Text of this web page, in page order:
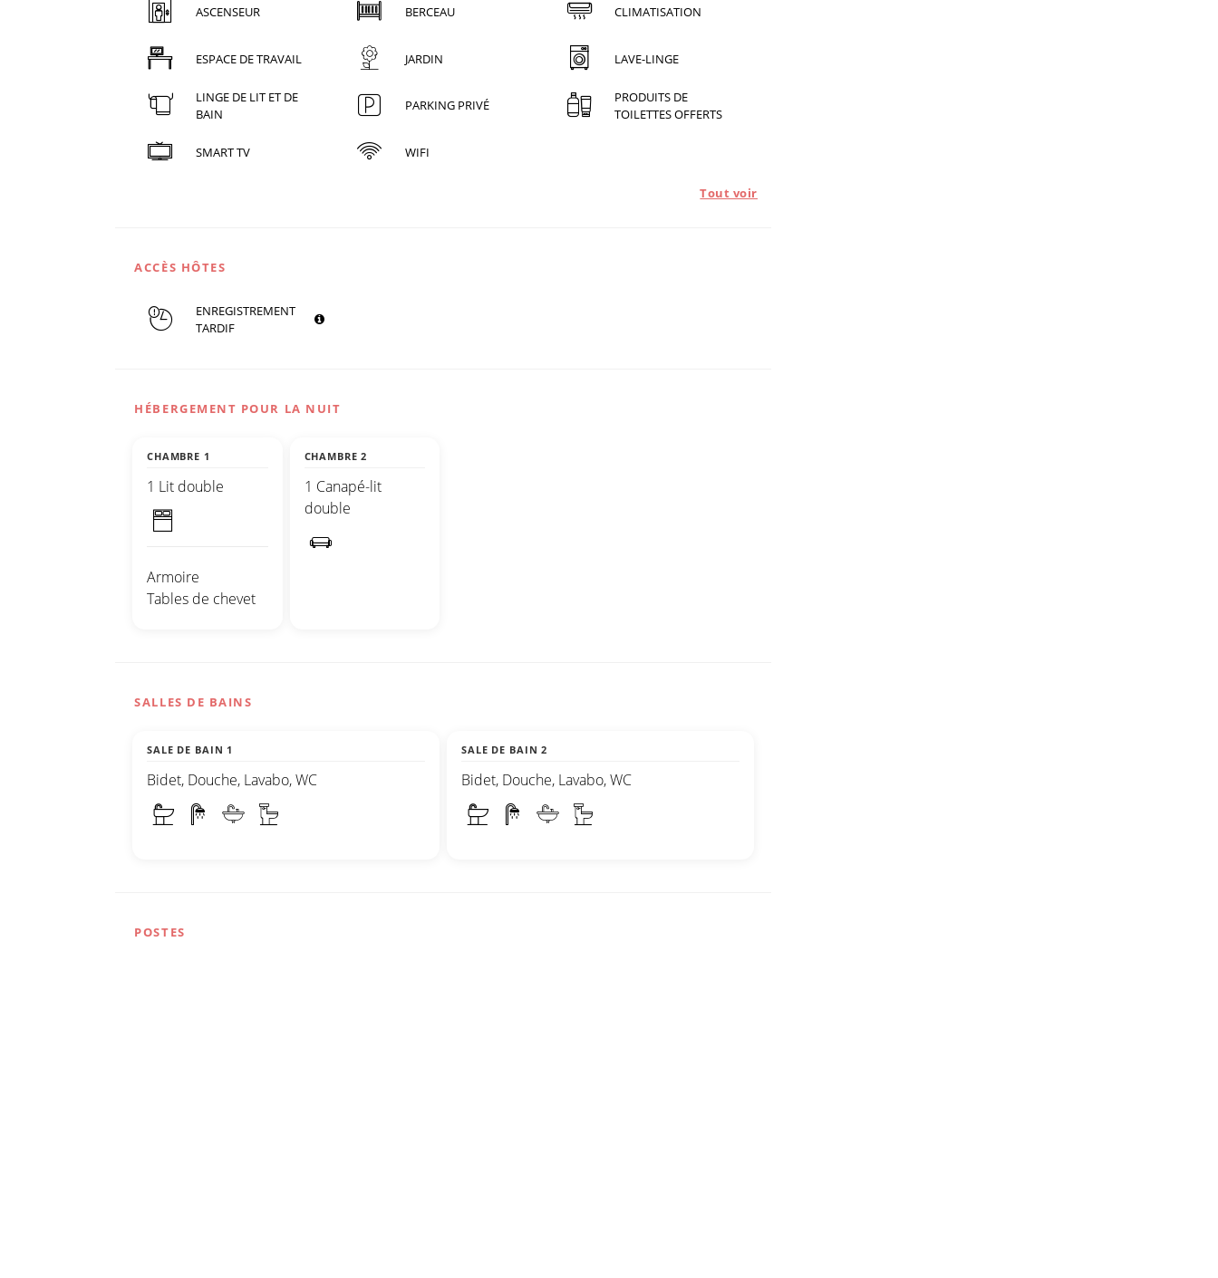
ASCENSEUR BERCEAU CLIMATISATION
ESPACE DE TRAVAIL JARDIN LAVE-LINGE
LINGE DE LIT ET DE
BAIN
PARKING PRIVÉ
PRODUITS DE
TOILETTES OFFERTS
SMART TV WIFI
Tout voir
ACCÈS HÔTES
ENREGISTREMENT
TARDIF
HÉBERGEMENT POUR LA NUIT
CHAMBRE 1
1 Lit double
Armoire
Tables de chevet
CHAMBRE 2
1 Canapé-lit
double
SALLES DE BAINS
SALE DE BAIN 1
Bidet, Douche, Lavabo, WC
SALE DE BAIN 2
Bidet, Douche, Lavabo, WC
POSTES